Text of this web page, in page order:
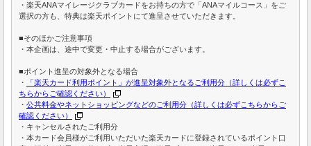
・楽天ANAマイレージクラブカードをお持ちの方で「ANAマイルコース」をご
選択の方も、特典は楽天ポイントにて進呈させていただきます。
■そのほかご注意事項
・本企画は、途中で変更・中止する場合がございます。
■ポイント進呈の対象外となる場合
・
「楽天カード利用ポイント」が進呈対象外となるご利用分（詳しくは必ずこ
ちらからご確認ください）
・ 公共料金やネットショッピングなどのご利用分（詳しくは必ずこちらからご
確認ください）
・キャンセルされたご利用分
・本カード会員様がご利用いただいた楽天カードに登録されているポイント口